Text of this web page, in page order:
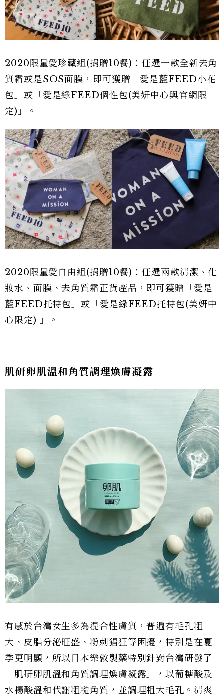
2020限量愛珍藏組(捐贈10餐)：任選一款全新去角
質霜或是SOS面膜，即可獲贈「愛是藍FEED小花
包」或「愛是綠FEED個性包(美妍中心與官網限
定)」。
2020限量愛自由組(捐贈10餐)：任選兩款清潔、化
妝水、面膜、去角質霜正貨產品，即可獲贈「愛是
藍FEED托特包」或「愛是綠FEED托特包(美妍中
心限定) 」。
肌研卵肌溫和角質調理煥膚凝露
有感於台灣女生多為混合性膚質，普遍有毛孔粗
大、皮脂分泌旺盛、粉刺猖狂等困擾，特別是在夏
季更明顯，所以日本樂敦製藥特別針對台灣研發了
「肌研卵肌溫和角質調理煥膚凝露」，以葡糖酸及
水楊酸溫和代謝粗糙角質，並調理粗大毛孔。清爽